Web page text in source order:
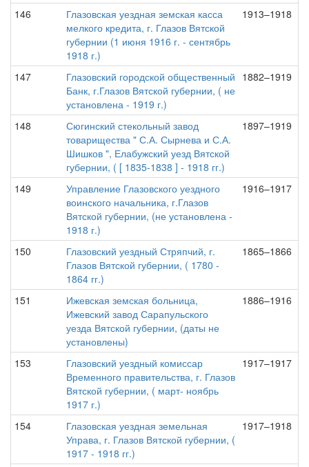
146
Глазовская уездная земская касса
мелкого кредита, г. Глазов Вятской
губернии (1 июня 1916 г. - сентябрь
1918 г.)
1913–1918
147
Глазовский городской общественный
Банк, г.Глазов Вятской губернии, ( не
установлена - 1919 г.)
1882–1919
148
Сюгинский стекольный завод
товарищества " С.А. Сырнева и С.А.
Шишков ", Елабужский уезд Вятской
губернии, ( [ 1835-1838 ] - 1918 гг.)
1897–1919
149
Управление Глазовского уездного
воинского начальника, г.Глазов
Вятской губернии, (не установлена -
1918 г.)
1916–1917
150
Глазовский уездный Стряпчий, г.
Глазов Вятской губернии, ( 1780 -
1864 гг.)
1865–1866
151
Ижевская земская больница,
Ижевский завод Сарапульского
уезда Вятской губернии, (даты не
установлены)
1886–1916
153
Глазовский уездный комиссар
Временного правительства, г. Глазов
Вятской губернии, ( март- ноябрь
1917 г.)
1917–1917
154
Глазовская уездная земельная
Управа, г. Глазов Вятской губернии, (
1917 - 1918 гг.)
1917–1918